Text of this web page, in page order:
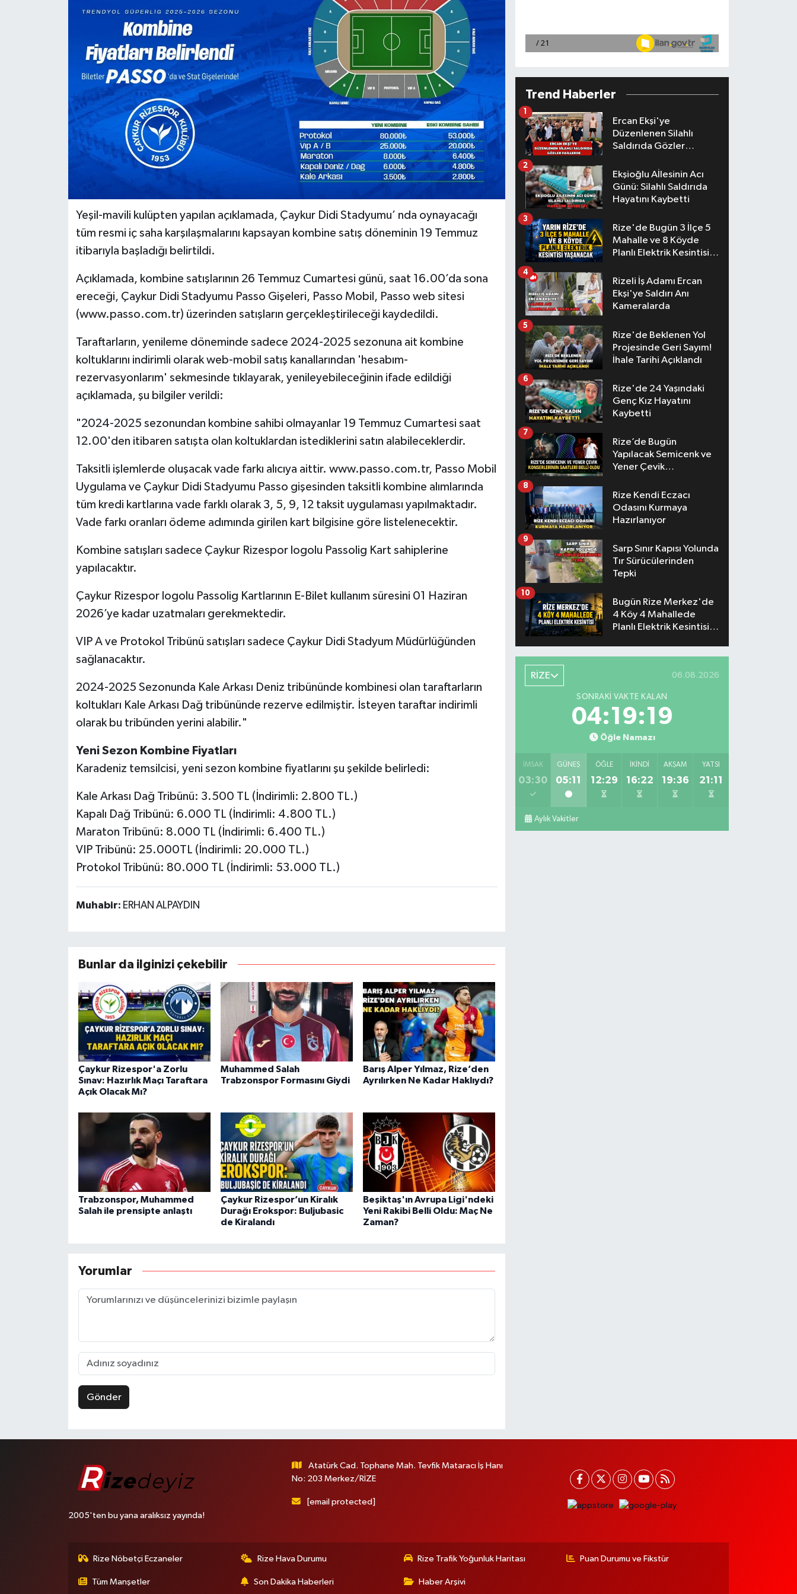
Yeşil-mavili kulüpten yapılan açıklamada, Çaykur Didi Stadyumu’ nda oynayacağı
tüm resmi iç saha karşılaşmalarını kapsayan kombine satış döneminin 19 Temmuz
itibarıyla başladığı belirtildi.
Açıklamada, kombine satışlarının 26 Temmuz Cumartesi günü, saat 16.00’da sona
ereceği, Çaykur Didi Stadyumu Passo Gişeleri, Passo Mobil, Passo web sitesi
(www.passo.com.tr) üzerinden satışların gerçekleştirileceği kaydedildi.
Taraftarların, yenileme döneminde sadece 2024-2025 sezonuna ait kombine
koltuklarını indirimli olarak web-mobil satış kanallarından 'hesabım-
rezervasyonlarım' sekmesinde tıklayarak, yenileyebileceğinin ifade edildiği
açıklamada, şu bilgiler verildi:
"2024-2025 sezonundan kombine sahibi olmayanlar 19 Temmuz Cumartesi saat
12.00'den itibaren satışta olan koltuklardan istediklerini satın alabileceklerdir.
Taksitli işlemlerde oluşacak vade farkı alıcıya aittir. www.passo.com.tr, Passo Mobil
Uygulama ve Çaykur Didi Stadyumu Passo gişesinden taksitli kombine alımlarında
tüm kredi kartlarına vade farklı olarak 3, 5, 9, 12 taksit uygulaması yapılmaktadır.
Vade farkı oranları ödeme adımında girilen kart bilgisine göre listelenecektir.
Kombine satışları sadece Çaykur Rizespor logolu Passolig Kart sahiplerine
yapılacaktır.
Çaykur Rizespor logolu Passolig Kartlarının E-Bilet kullanım süresini 01 Haziran
2026’ye kadar uzatmaları gerekmektedir.
VIP A ve Protokol Tribünü satışları sadece Çaykur Didi Stadyum Müdürlüğünden
sağlanacaktır.
2024-2025 Sezonunda Kale Arkası Deniz tribününde kombinesi olan taraftarların
koltukları Kale Arkası Dağ tribününde rezerve edilmiştir. İsteyen taraftar indirimli
olarak bu tribünden yerini alabilir."
Yeni Sezon Kombine Fiyatları
Karadeniz temsilcisi, yeni sezon kombine fiyatlarını şu şekilde belirledi:
Kale Arkası Dağ Tribünü: 3.500 TL (İndirimli: 2.800 TL.)
Kapalı Dağ Tribünü: 6.000 TL (İndirimli: 4.800 TL.)
Maraton Tribünü: 8.000 TL (İndirimli: 6.400 TL.)
VIP Tribünü: 25.000TL (İndirimli: 20.000 TL.)
Protokol Tribünü: 80.000 TL (İndirimli: 53.000 TL.)
Muhabir: ERHAN ALPAYDIN
Bunlar da ilginizi çekebilir
Çaykur Rizespor'a Zorlu
Sınav: Hazırlık Maçı Taraftara
Açık Olacak Mı?
Muhammed Salah
Trabzonspor Formasını Giydi
Barış Alper Yılmaz, Rize’den
Ayrılırken Ne Kadar Haklıydı?
Trabzonspor, Muhammed
Salah ile prensipte anlaştı
Çaykur Rizespor’un Kiralık
Durağı Erokspor: Buljubasic
de Kiralandı
Beşiktaş'ın Avrupa Ligi'ndeki
Yeni Rakibi Belli Oldu: Maç Ne
Zaman?
Yorumlar
Gönder
Trend Haberler
Ercan Ekşi'ye
Düzenlenen Silahlı
Saldırıda Gözler
1
Ekşioğlu Aİlesinin Acı
Günü: Silahlı Saldırıda
Hayatını Kaybetti
2
Rize'de Bugün 3 İlçe 5
Mahalle ve 8 Köyde
Planlı Elektrik Kesintisi
3
Rizeli İş Adamı Ercan
Ekşi'ye Saldırı Anı
Kameralarda
4
Rize'de Beklenen Yol
Projesinde Geri Sayım!
İhale Tarihi Açıklandı
5
Rize'de 24 Yaşındaki
Genç Kız Hayatını
Kaybetti
6
Rize’de Bugün
Yapılacak Semicenk ve
Yener Çevik
Belli Oldu
7
Rize Kendi Eczacı
Odasını Kurmaya
Hazırlanıyor
8
Sarp Sınır Kapısı Yolunda
Tır Sürücülerinden
Tepki
9
Bugün Rize Merkez'de
4 Köy 4 Mahallede
Planlı Elektrik Kesintisi
10
RİZE 06.08.2026
SONRAKI VAKTE KALAN
04:19:18
Öğle Namazı
İMSAK
03:30
GÜNEŞ
05:11
ÖĞLE
12:29
İKINDI
16:22
AKŞAM
19:36
YATSI
21:11
Aylık Vakitler
2005'ten bu yana aralıksız yayında!
Atatürk Cad. Tophane Mah. Tevfik Mataracı İş Hanı
No: 203 Merkez/RİZE
[email protected]
Rize Nöbetçi Eczaneler Rize Hava Durumu Rize Trafik Yoğunluk Haritası Puan Durumu ve Fikstür
Tüm Manşetler Son Dakika Haberleri Haber Arşivi